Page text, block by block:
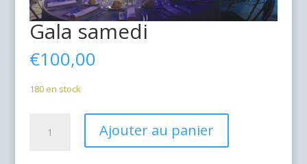
Gala samedi
€100,00
180 en stock
Ajouter au panier